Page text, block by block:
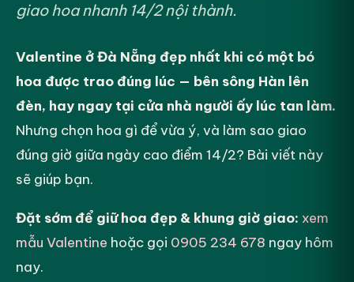
giao hoa nhanh 14/2 nội thành.
Valentine ở Đà Nẵng đẹp nhất khi có một bó
hoa được trao đúng lúc — bên sông Hàn lên
đèn, hay ngay tại cửa nhà người ấy lúc tan làm.
Nhưng chọn hoa gì để vừa ý, và làm sao giao
đúng giờ giữa ngày cao điểm 14/2? Bài viết này
sẽ giúp bạn.
Đặt sớm để giữ hoa đẹp & khung giờ giao: xem
mẫu Valentine hoặc gọi 0905 234 678 ngay hôm
nay.